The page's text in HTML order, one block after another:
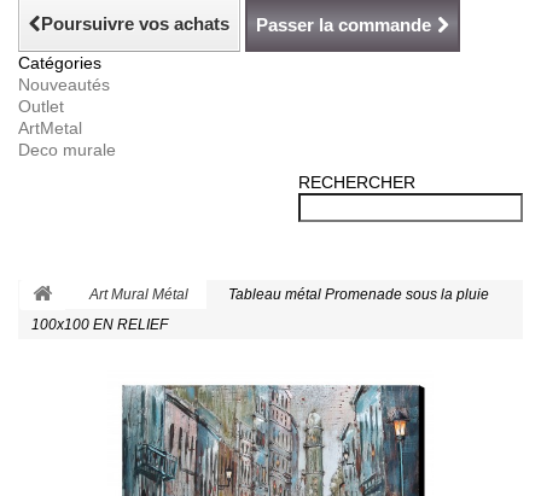
Poursuivre vos achats Passer la commande
Catégories
Nouveautés
Outlet
ArtMetal
Deco murale
RECHERCHER
Art Mural Métal
Tableau métal Promenade sous la pluie
100x100 EN RELIEF